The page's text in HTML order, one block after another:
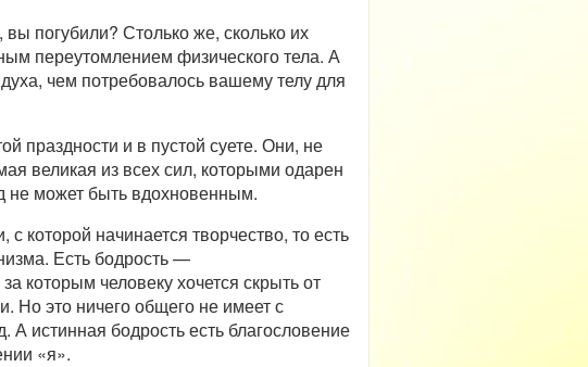
погубили? Столько же, сколько их
переутомлением физического тела. А
чем потребовалось вашему телу для
праздности и в пустой суете. Они, не
великая из всех сил, которыми одарен
не может быть вдохновенным.
которой начинается творчество, то есть
Есть бодрость —
которым человеку хочется скрыть от
Но это ничего общего не имеет с
истинная бодрость есть благословение
«я».